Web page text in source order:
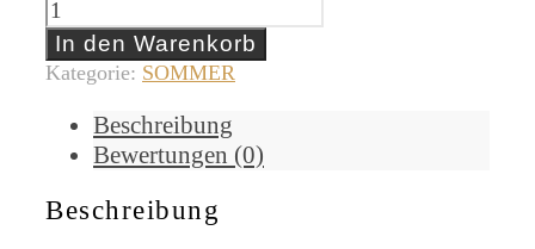
In den Warenkorb
Kategorie: SOMMER
Beschreibung
Bewertungen (0)
Beschreibung